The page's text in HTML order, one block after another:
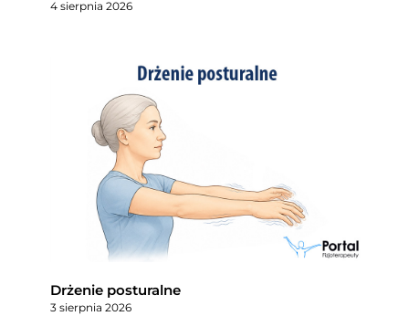
4 sierpnia 2026
Drżenie posturalne
3 sierpnia 2026